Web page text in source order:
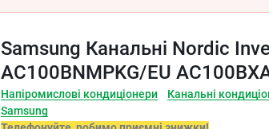
Samsung Канальні Nordic
AC100BNMPKG/EU
Напіромислові кондиціонери
Канальні
Samsung